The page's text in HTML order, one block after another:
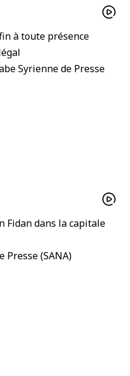
à toute présence
Fidan dans la capitale